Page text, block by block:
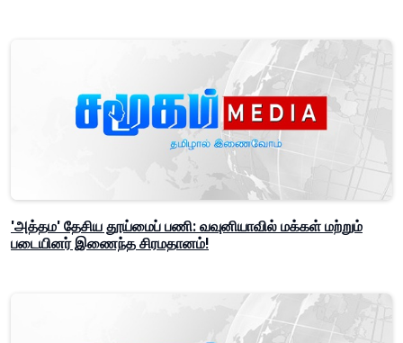
'அத்தம' தேசிய தூய்மைப் பணி: வவுனியாவில் மக்கள் மற்றும்
படையினர் இணைந்த சிரமதானம்!